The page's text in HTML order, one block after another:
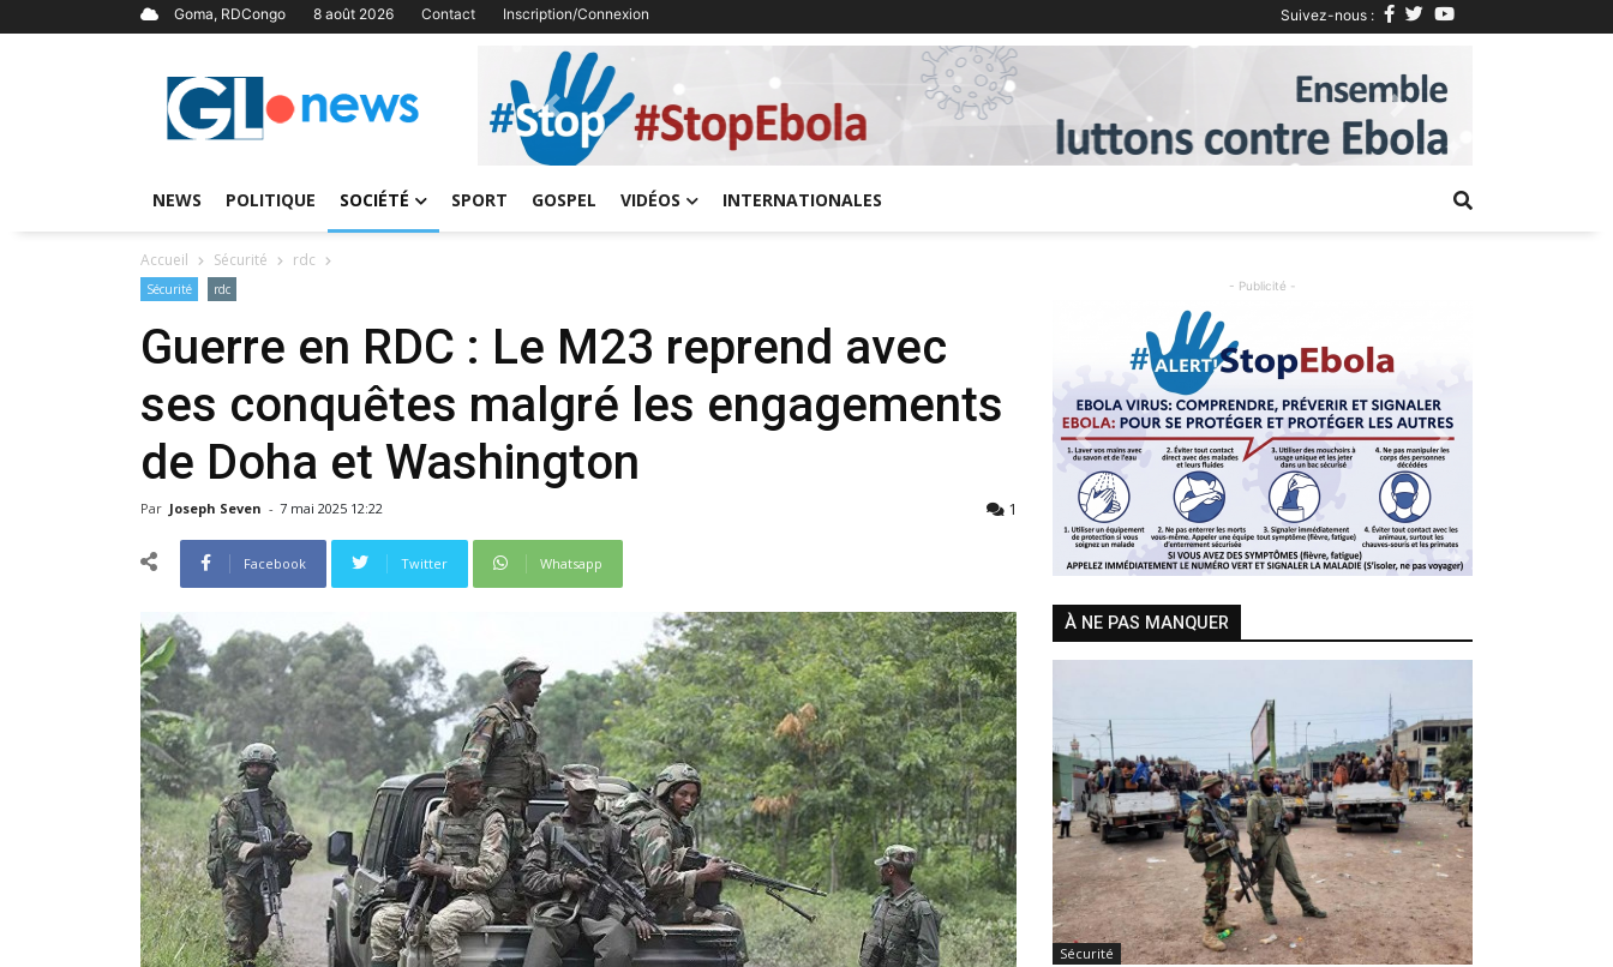
Goma, RDCongo 8 août 2026 Contact Inscription/Connexion Suivez-nous :
Previous Next
NEWS POLITIQUE SOCIÉTÉ SPORT GOSPEL VIDÉOS INTERNATIONALES
Accueil Sécurité rdc
Sécurité rdc
Guerre en RDC : Le M23 reprend avec
ses conquêtes malgré les engagements
de Doha et Washington
Par Joseph Seven - 7 mai 2025 12:22 1
Facebook Twitter Whatsapp
- Publicité -
Previous Next
À NE PAS MANQUER
Sécurité